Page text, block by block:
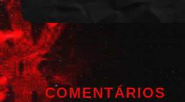
COMENTÁRIOS